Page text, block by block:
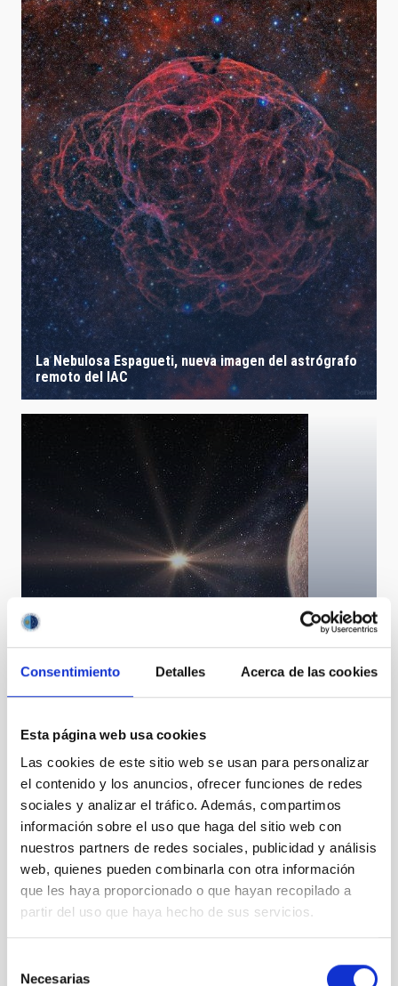
Consentimiento Detalles Acerca de las cookies
Esta página web usa cookies
Las cookies de este sitio web se usan para personalizar
el contenido y los anuncios, ofrecer funciones de redes
sociales y analizar el tráfico. Además, compartimos
información sobre el uso que haga del sitio web con
nuestros partners de redes sociales, publicidad y análisis
web, quienes pueden combinarla con otra información
que les haya proporcionado o que hayan recopilado a
partir del uso que haya hecho de sus servicios.
Necesarias
La Nebulosa Espagueti, nueva imagen del astrógrafo
remoto del IAC
Descubierta una súper-Tierra cercana en la zona de